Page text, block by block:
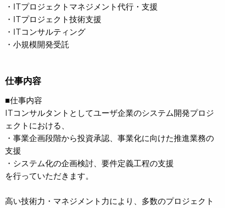
・ITプロジェクトマネジメント代行・支援
・ITプロジェクト技術支援
・ITコンサルティング
・小規模開発受託
仕事内容
■仕事内容
ITコンサルタントとしてユーザ企業のシステム開発プロジ
ェクトにおける、
・事業企画段階から投資承認、事業化に向けた推進業務の
支援
・システム化の企画検討、要件定義工程の支援
を行っていただきます。
高い技術力・マネジメント力により、多数のプロジェクト